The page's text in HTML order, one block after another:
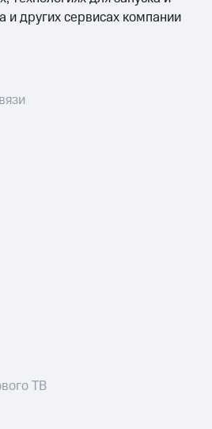
и других сервисах компании
ТВ